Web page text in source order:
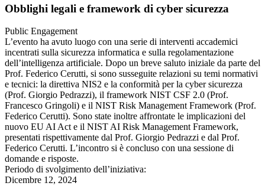
Obblighi legali e framework di cyber sicurezza
Public Engagement
L’evento ha avuto luogo con una serie di interventi accademici
incentrati sulla sicurezza informatica e sulla regolamentazione
dell’intelligenza artificiale. Dopo un breve saluto iniziale da parte del
Prof. Federico Cerutti, si sono susseguite relazioni su temi normativi
e tecnici: la direttiva NIS2 e la conformità per la cyber sicurezza
(Prof. Giorgio Pedrazzi), il framework NIST CSF 2.0 (Prof.
Francesco Gringoli) e il NIST Risk Management Framework (Prof.
Federico Cerutti). Sono state inoltre affrontate le implicazioni del
nuovo EU AI Act e il NIST AI Risk Management Framework,
presentati rispettivamente dal Prof. Giorgio Pedrazzi e dal Prof.
Federico Cerutti. L’incontro si è concluso con una sessione di
domande e risposte.
Periodo di svolgimento dell’iniziativa:
Dicembre 12, 2024